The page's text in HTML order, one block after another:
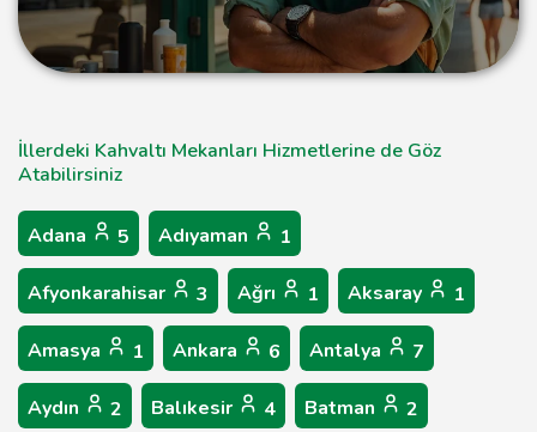
İllerdeki Kahvaltı Mekanları Hizmetlerine de Göz
Atabilirsiniz
Adana 5 Adıyaman 1
Afyonkarahisar 3 Ağrı 1 Aksaray 1
Amasya 1 Ankara 6 Antalya 7
Aydın 2 Balıkesir 4 Batman 2